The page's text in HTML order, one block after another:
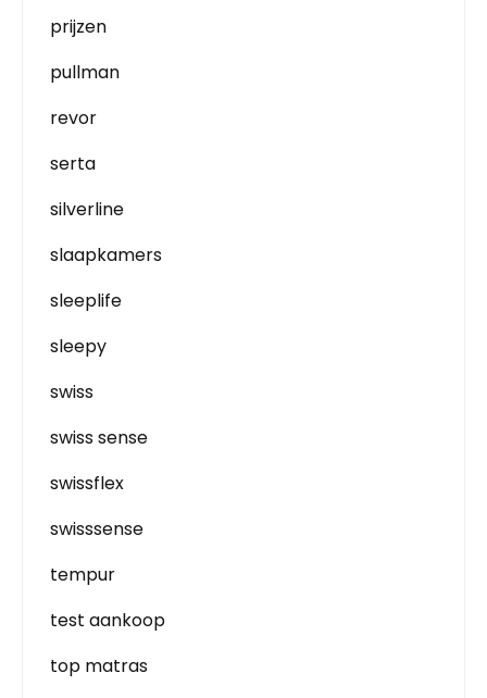
prijzen
pullman
revor
serta
silverline
slaapkamers
sleeplife
sleepy
swiss
swiss sense
swissflex
swisssense
tempur
test aankoop
top matras